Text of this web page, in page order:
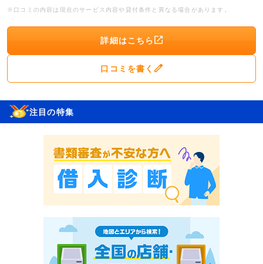
※口コミの内容は現在のサービス内容や貸付条件と異なる場合があります。
詳細はこちら
口コミを書く
注目の特集